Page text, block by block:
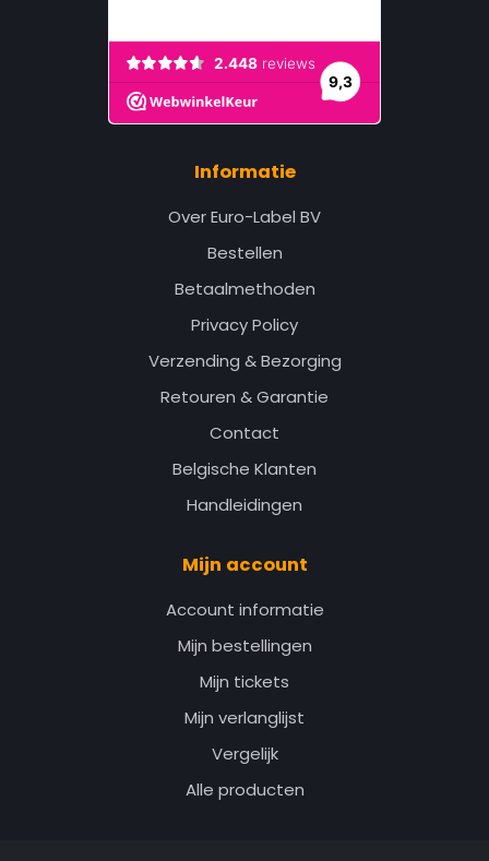
Informatie
Over Euro-Label BV
Bestellen
Betaalmethoden
Privacy Policy
Verzending & Bezorging
Retouren & Garantie
Contact
Belgische Klanten
Handleidingen
Mijn account
Account informatie
Mijn bestellingen
Mijn tickets
Mijn verlanglijst
Vergelijk
Alle producten